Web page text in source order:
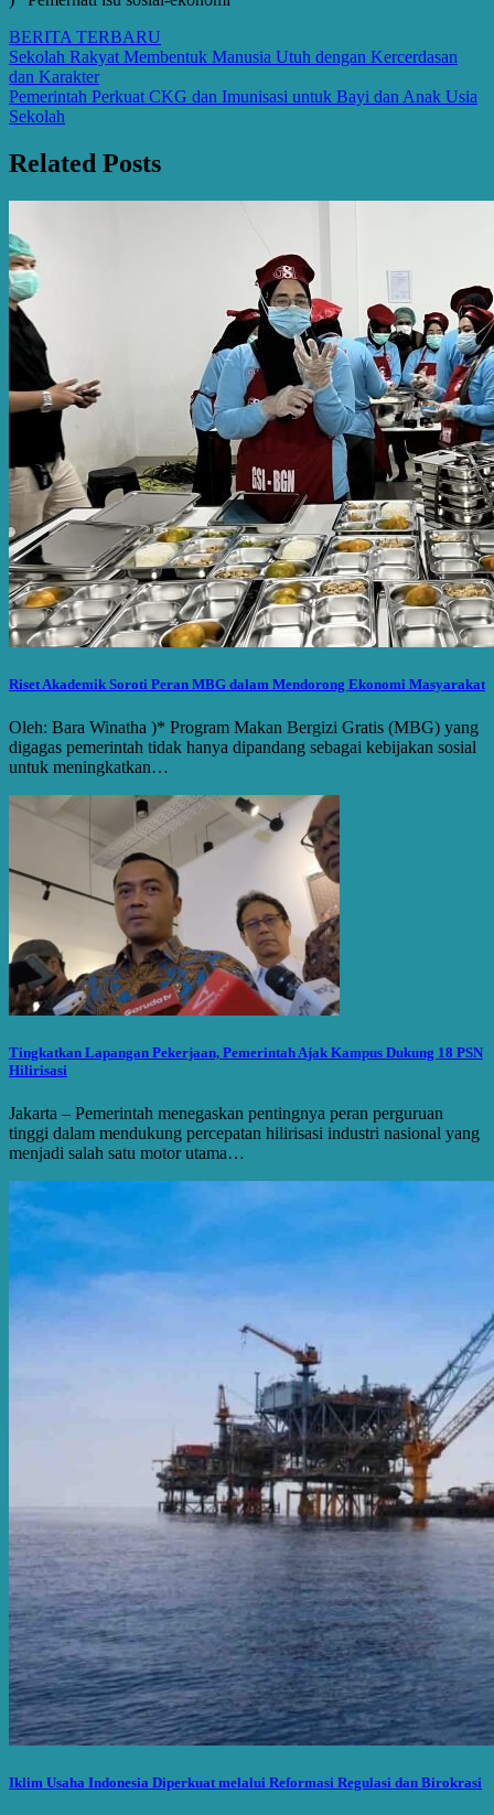
BERITA TERBARU
Post
navigation
Sekolah Rakyat Membentuk Manusia Utuh dengan Kercerdasan
dan Karakter
Pemerintah Perkuat CKG dan Imunisasi untuk Bayi dan Anak Usia
Sekolah
Related Posts
Riset Akademik Soroti Peran MBG dalam Mendorong Ekonomi Masyarakat
Oleh: Bara Winatha )* Program Makan Bergizi Gratis (MBG) yang
digagas pemerintah tidak hanya dipandang sebagai kebijakan sosial
untuk meningkatkan…
Tingkatkan Lapangan Pekerjaan, Pemerintah Ajak Kampus Dukung 18 PSN
Hilirisasi
Jakarta – Pemerintah menegaskan pentingnya peran perguruan
tinggi dalam mendukung percepatan hilirisasi industri nasional yang
menjadi salah satu motor utama…
Iklim Usaha Indonesia Diperkuat melalui Reformasi Regulasi dan Birokrasi